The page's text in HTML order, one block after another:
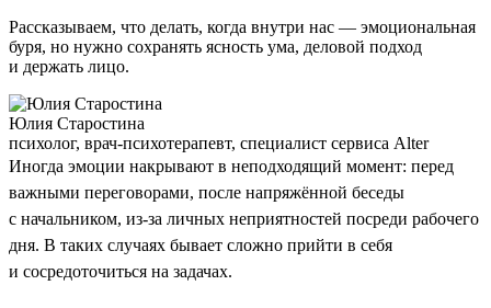
Рассказываем, что делать, когда внутри нас — эмоциональная
буря, но нужно сохранять ясность ума, деловой подход
и держать лицо.
Юлия Старостина
психолог, врач-психотерапевт, специалист сервиса Alter
Иногда эмоции накрывают в неподходящий момент: перед
важными переговорами, после напряжённой беседы
с начальником, из-за личных неприятностей посреди рабочего
дня. В таких случаях бывает сложно прийти в себя
и сосредоточиться на задачах.